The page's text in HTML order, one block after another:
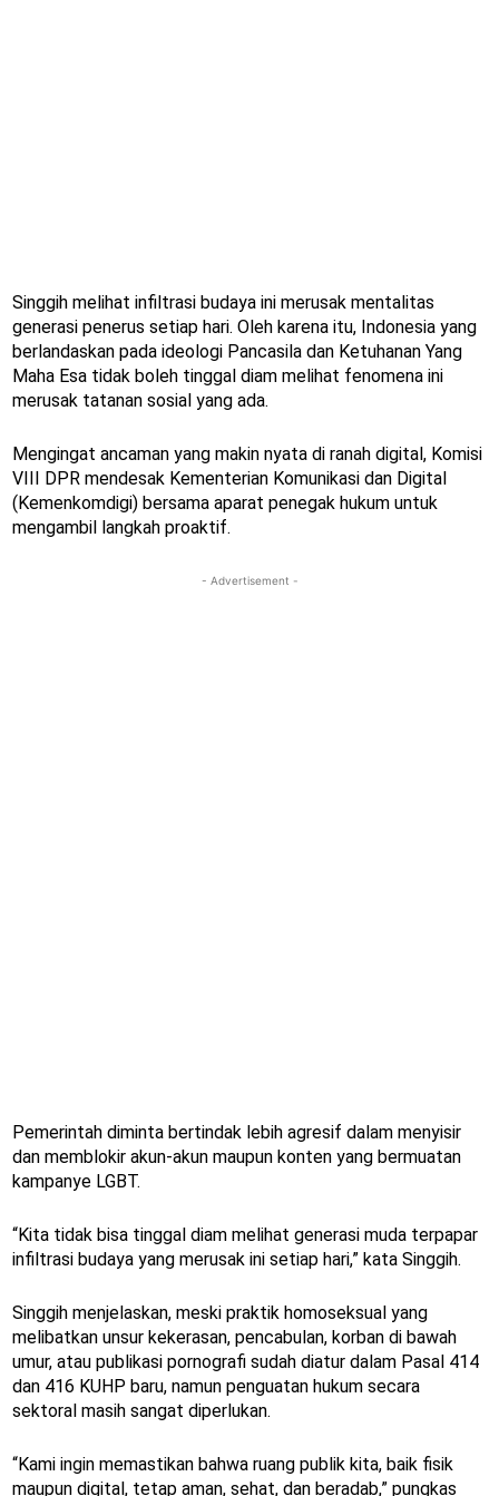
Singgih melihat infiltrasi budaya ini merusak mentalitas
generasi penerus setiap hari. Oleh karena itu, Indonesia yang
berlandaskan pada ideologi Pancasila dan Ketuhanan Yang
Maha Esa tidak boleh tinggal diam melihat fenomena ini
merusak tatanan sosial yang ada.
Mengingat ancaman yang makin nyata di ranah digital, Komisi
VIII DPR mendesak Kementerian Komunikasi dan Digital
(Kemenkomdigi) bersama aparat penegak hukum untuk
mengambil langkah proaktif.
- Advertisement -
Pemerintah diminta bertindak lebih agresif dalam menyisir
dan memblokir akun-akun maupun konten yang bermuatan
kampanye LGBT.
“Kita tidak bisa tinggal diam melihat generasi muda terpapar
infiltrasi budaya yang merusak ini setiap hari,” kata Singgih.
Singgih menjelaskan, meski praktik homoseksual yang
melibatkan unsur kekerasan, pencabulan, korban di bawah
umur, atau publikasi pornografi sudah diatur dalam Pasal 414
dan 416 KUHP baru, namun penguatan hukum secara
sektoral masih sangat diperlukan.
“Kami ingin memastikan bahwa ruang publik kita, baik fisik
maupun digital, tetap aman, sehat, dan beradab,” pungkas